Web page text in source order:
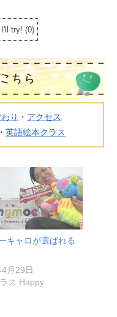
I'll try! (0)
り ・ アクセス
・ 英語絵本クラス
キャロが選ばれる
月29日
ス Happy